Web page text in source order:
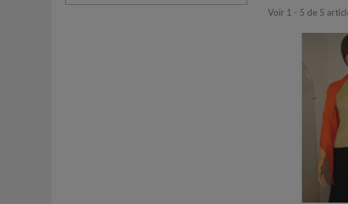
Voir 1 - 5 de 5